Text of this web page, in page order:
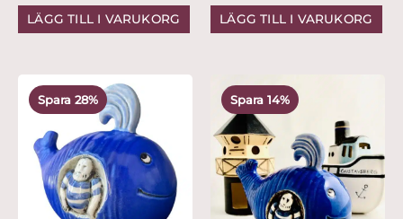
LÄGG TILL I VARUKORG LÄGG TILL I VARUKORG
Spara 28%
ursprungliga
2,495 kr.
Det
nuvarande
priset
är:
1,799 kr.
Spara 14%
ursprungliga
var:
6,995 kr.5,999 kr.